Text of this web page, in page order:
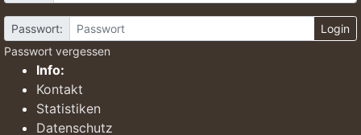
Passwort:
Login
Passwort vergessen
Info:
Kontakt
Statistiken
Datenschutz